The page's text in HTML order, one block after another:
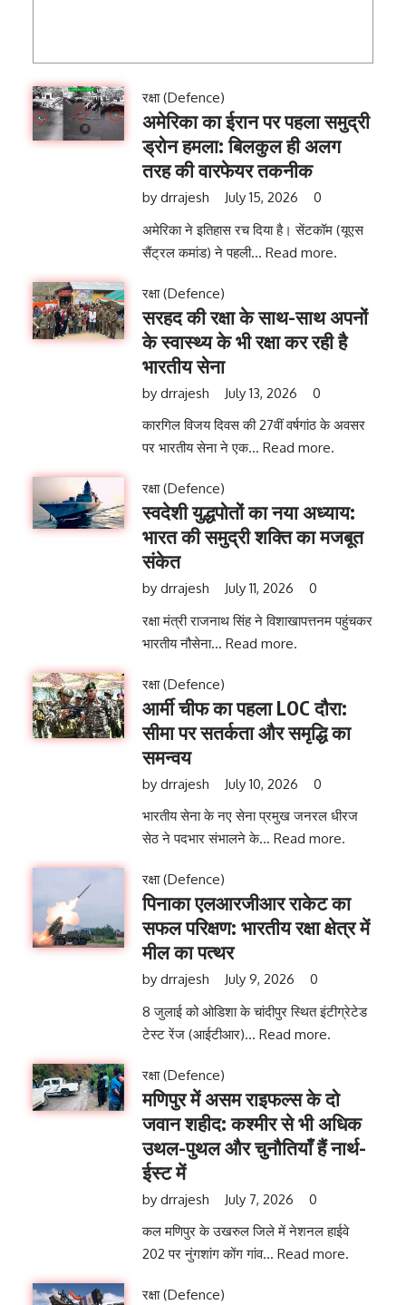
रक्षा (Defence)
अमेरिका का ईरान पर पहला समुद्री
ड्रोन हमला: बिलकुल ही अलग
तरह की वारफेयर तकनीक
bydrrajesh July 15, 2026
0
अमेरिका ने इतिहास रच दिया है। सेंटकॉम (यूएस
सैंट्रल कमांड) ने पहली...Read more.
रक्षा (Defence)
सरहद की रक्षा के साथ-साथ अपनों
के स्वास्थ्य के भी रक्षा कर रही है
भारतीय सेना
bydrrajesh July 13, 2026
0
कारगिल विजय दिवस की 27वीं वर्षगांठ के अवसर
पर भारतीय सेना ने एक...Read more.
रक्षा (Defence)
स्वदेशी युद्धपोतों का नया अध्याय:
भारत की समुद्री शक्ति का मजबूत
संकेत
bydrrajesh July 11, 2026
0
रक्षा मंत्री राजनाथ सिंह ने विशाखापत्तनम पहुंचकर
भारतीय नौसेना...Read more.
रक्षा (Defence)
आर्मी चीफ का पहला LOC दौरा:
सीमा पर सतर्कता और समृद्धि का
समन्वय
bydrrajesh July 10, 2026
0
भारतीय सेना के नए सेना प्रमुख जनरल धीरज
सेठ ने पदभार संभालने के...Read more.
रक्षा (Defence)
पिनाका एलआरजीआर राकेट का
सफल परिक्षण: भारतीय रक्षा क्षेत्र में
मील का पत्थर
bydrrajesh July 9, 2026
0
8 जुलाई को ओडिशा के चांदीपुर स्थित इंटीग्रेटेड
टेस्ट रेंज (आईटीआर)...Read more.
रक्षा (Defence)
मणिपुर में असम राइफल्स के दो
जवान शहीद: कश्मीर से भी अधिक
उथल-पुथल और चुनौतियाँ हैं नार्थ-
ईस्ट में
bydrrajesh July 7, 2026
0
कल मणिपुर के उखरुल जिले में नेशनल हाईवे
202 पर नुंगशांग कोंग गांव...Read more.
रक्षा (Defence)